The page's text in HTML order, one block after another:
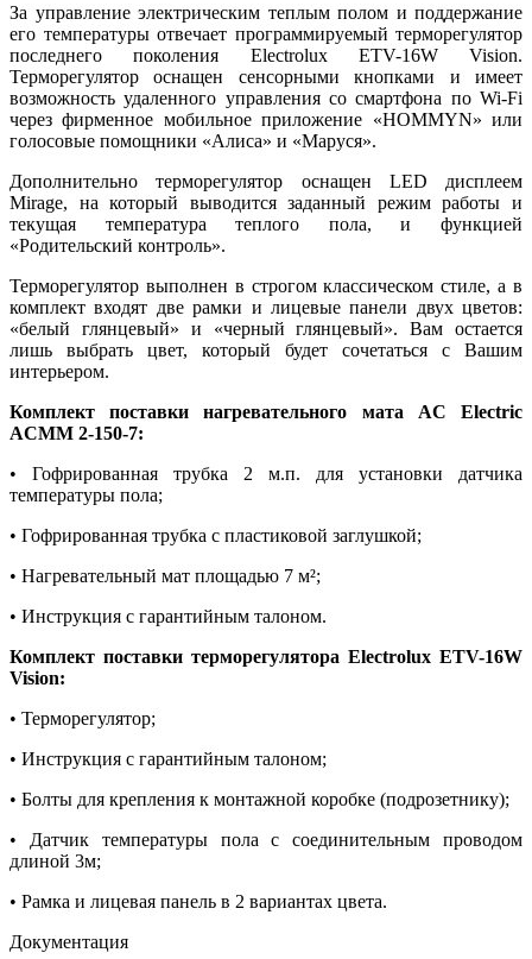
За управление электрическим теплым полом и поддержание
его температуры отвечает программируемый терморегулятор
последнего поколения Electrolux ETV-16W Vision.
Терморегулятор оснащен сенсорными кнопками и имеет
возможность удаленного управления со смартфона по Wi-Fi
через фирменное мобильное приложение «HOMMYN» или
голосовые помощники «Алиса» и «Маруся».
Дополнительно терморегулятор оснащен LED дисплеем
Mirage, на который выводится заданный режим работы и
текущая температура теплого пола, и функцией
«Родительский контроль».
Терморегулятор выполнен в строгом классическом стиле, а в
комплект входят две рамки и лицевые панели двух цветов:
«белый глянцевый» и «черный глянцевый». Вам остается
лишь выбрать цвет, который будет сочетаться с Вашим
интерьером.
Комплект поставки нагревательного мата AC Electric
ACMM 2-150-7:
• Гофрированная трубка 2 м.п. для установки датчика
температуры пола;
• Гофрированная трубка с пластиковой заглушкой;
• Нагревательный мат площадью 7 м²;
• Инструкция с гарантийным талоном.
Комплект поставки терморегулятора Electrolux ETV-16W
Vision:
• Терморегулятор;
• Инструкция с гарантийным талоном;
• Болты для крепления к монтажной коробке (подрозетнику);
• Датчик температуры пола с соединительным проводом
длиной 3м;
• Рамка и лицевая панель в 2 вариантах цвета.
Документация